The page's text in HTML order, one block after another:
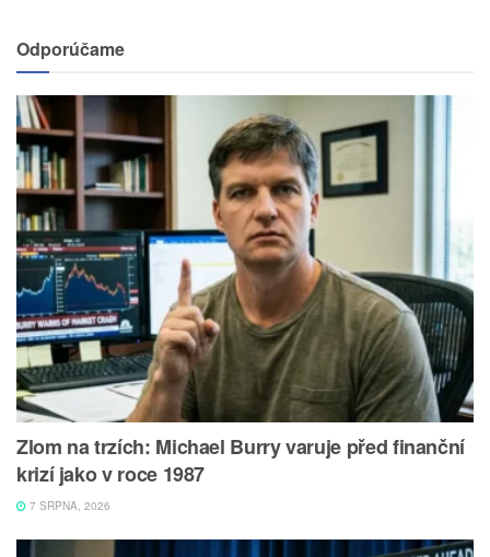
Odporúčame
Zlom na trzích: Michael Burry varuje před finanční
krizí jako v roce 1987
7 SRPNA, 2026